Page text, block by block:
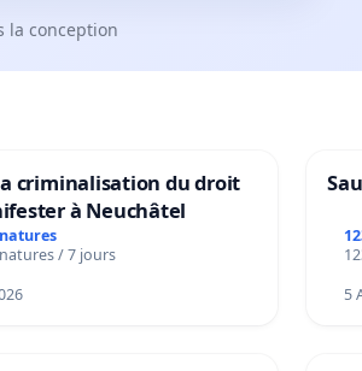
la conception
criminalisation du droit
à Neuchâtel
/ 7 jours
5